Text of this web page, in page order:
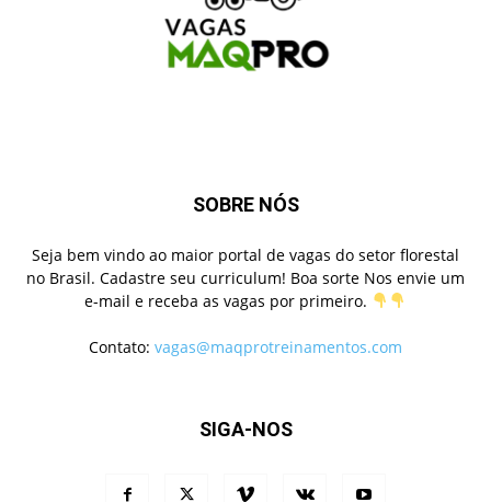
SOBRE NÓS
Seja bem vindo ao maior portal de vagas do setor florestal
no Brasil. Cadastre seu curriculum! Boa sorte Nos envie um
e-mail e receba as vagas por primeiro.
Contato: vagas@maqprotreinamentos.com
SIGA-NOS